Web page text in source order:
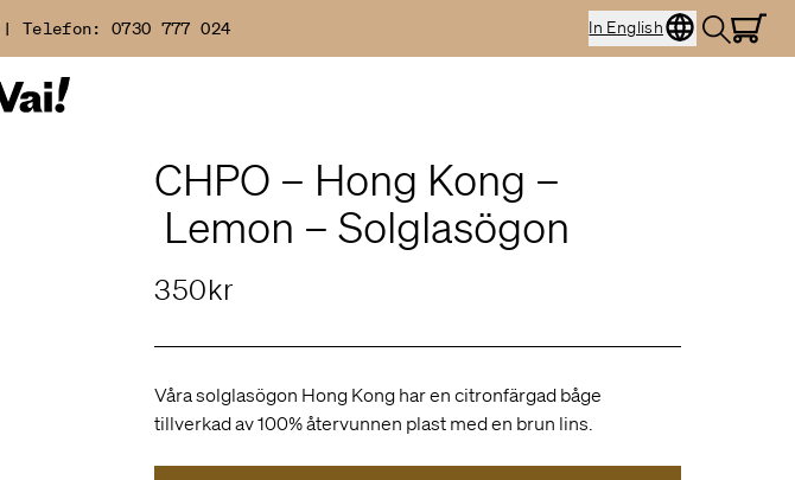
| Telefon: 0730 777 024 In English
CHPO – Hong Kong –
Lemon – Solglasögon
350kr
Våra solglasögon Hong Kong har en citronfärgad båge
tillverkad av 100% återvunnen plast med en brun lins.